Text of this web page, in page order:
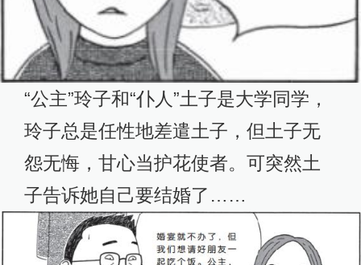
“公主”玲子和“仆人”土子是大学同学，
玲子总是任性地差遣土子，但土子无
怨无悔，甘心当护花使者。可突然土
子告诉她自己要结婚了……